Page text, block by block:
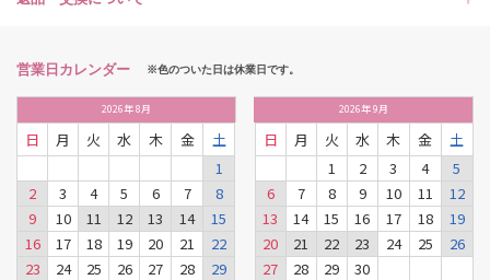
営業日カレンダー ※色のついた日は休業日です。
2026年8月
日 月 火 水 木 金
土
1
2
3 4 5 6 7
8
9
10 11 12 13 14
15
16
17 18 19 20 21
22
23
24 25 26 27 28
29
2026年9月
日 月 火 水 木 金
土
1
2 3 4
5
6
7 8 9 10 11
12
13
14 15 16 17 18
19
20
21 22 23 24 25
26
27
28 29 30